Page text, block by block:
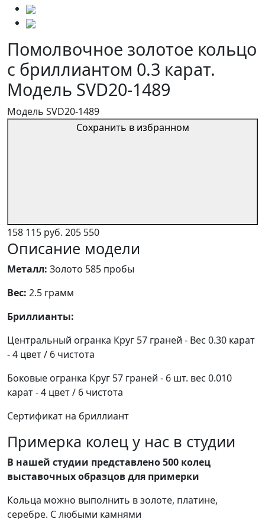
Помолвочное золотое кольцо
с бриллиантом 0.3 карат.
Модель SVD20-1489
Модель SVD20-1489
Сохранить в избранном
158 115 руб. 205 550
Описание модели
Металл: Золото 585 пробы
Вес: 2.5 грамм
Бриллианты:
Центральный огранка Круг 57 граней - Вес 0.30 карат
- 4 цвет / 6 чистота
Боковые огранка Круг 57 граней - 6 шт. вес 0.010
карат - 4 цвет / 6 чистота
Сертификат на бриллиант
Примерка колец у нас в студии
В нашей студии представлено 500 колец
выставочных образцов для примерки
Кольца можно выполнить в золоте, платине,
серебре. С любыми камнями